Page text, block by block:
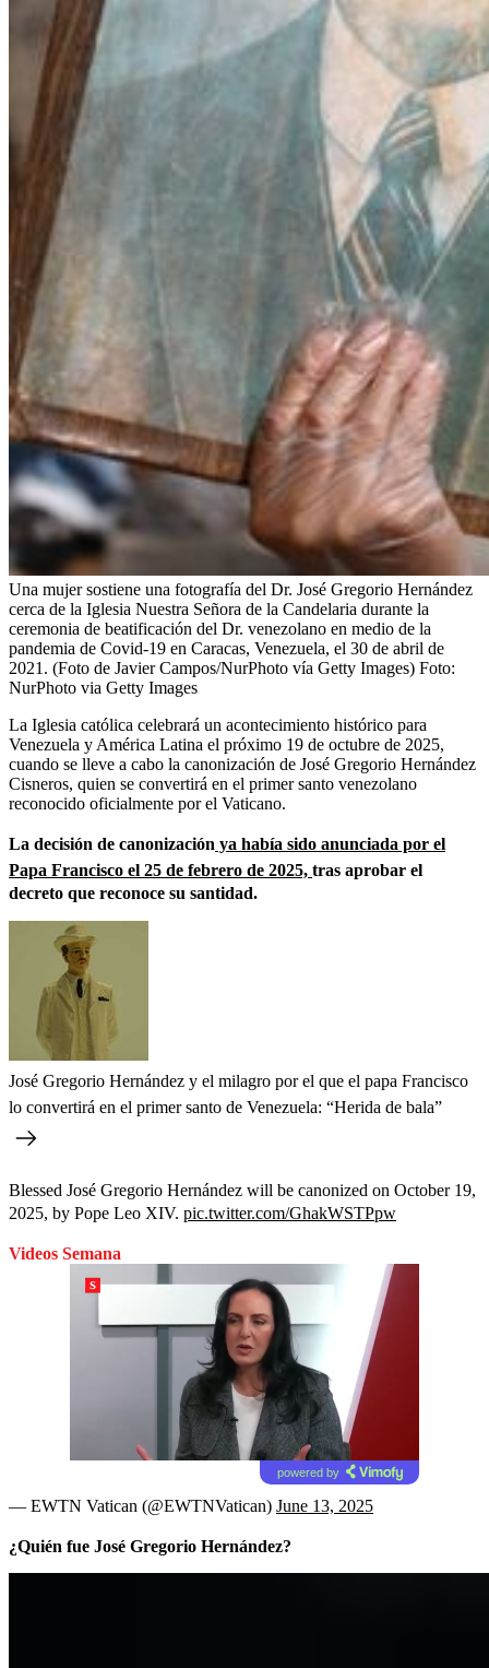
Una mujer sostiene una fotografía del Dr. José Gregorio Hernández
cerca de la Iglesia Nuestra Señora de la Candelaria durante la
ceremonia de beatificación del Dr. venezolano en medio de la
pandemia de Covid-19 en Caracas, Venezuela, el 30 de abril de
2021. (Foto de Javier Campos/NurPhoto vía Getty Images) Foto:
NurPhoto via Getty Images
La Iglesia católica celebrará un acontecimiento histórico para
Venezuela y América Latina el próximo 19 de octubre de 2025,
cuando se lleve a cabo la canonización de José Gregorio Hernández
Cisneros, quien se convertirá en el primer santo venezolano
reconocido oficialmente por el Vaticano.
La decisión de canonización ya había sido anunciada por el
Papa Francisco el 25 de febrero de 2025, tras aprobar el
decreto que reconoce su santidad.
José Gregorio Hernández y el milagro por el que el papa Francisco
lo convertirá en el primer santo de Venezuela: “Herida de bala”
Blessed José Gregorio Hernández will be canonized on October 19,
2025, by Pope Leo XIV. pic.twitter.com/GhakWSTPpw
Videos Semana
powered by
— EWTN Vatican (@EWTNVatican) June 13, 2025
¿Quién fue José Gregorio Hernández?